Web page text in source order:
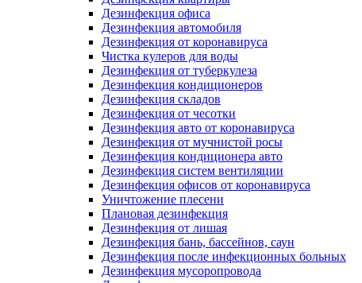
Дезинфекция офиса
Дезинфекция автомобиля
Дезинфекция от коронавируса
Чистка кулеров для воды
Дезинфекция от туберкулеза
Дезинфекция кондиционеров
Дезинфекция складов
Дезинфекция от чесотки
Дезинфекция авто от коронавируса
Дезинфекция от мучнистой росы
Дезинфекция кондиционера авто
Дезинфекция систем вентиляции
Дезинфекция офисов от коронавируса
Уничтожение плесени
Плановая дезинфекция
Дезинфекция от лишая
Дезинфекция бань, бассейнов, саун
Дезинфекция после инфекционных больных
Дезинфекция мусоропровода